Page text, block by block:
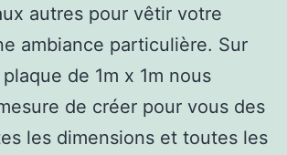
autres pour vêtir votre
ambiance particulière. Sur
de 1m x 1m nous
de créer pour vous des
les dimensions et toutes les